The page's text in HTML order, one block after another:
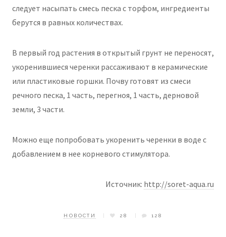
следует насыпать смесь песка с торфом, ингредиенты
берутся в равных количествах.
В первый год растения в открытый грунт не переносят,
укоренившиеся черенки рассаживают в керамические
или пластиковые горшки. Почву готовят из смеси
речного песка, 1 часть, перегноя, 1 часть, дерновой
земли, 3 части.
Можно еще попробовать укоренить черенки в воде с
добавлением в нее корневого стимулятора.
Источник: http://soret-aqua.ru
НОВОСТИ 28 128